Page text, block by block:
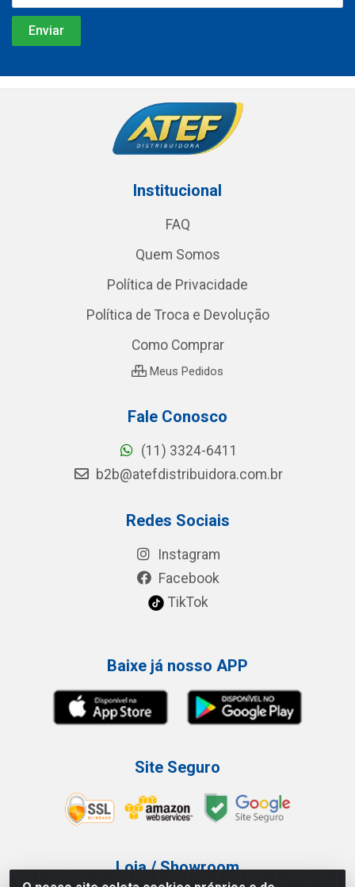
Institucional
FAQ
Quem Somos
Política de Privacidade
Política de Troca e Devolução
Como Comprar
Meus Pedidos
Fale Conosco
(11) 3324-6411
b2b@atefdistribuidora.com.br
Redes Sociais
Instagram
Facebook
TikTok
Baixe já nosso APP
Site Seguro
Loja / Showroom